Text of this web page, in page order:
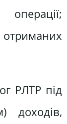
РЛТР під
доходів,